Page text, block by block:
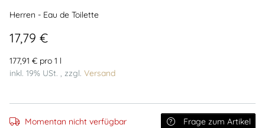
Herren - Eau de Toilette
17,79 €
177,91 € pro 1 l
inkl. 19% USt. , zzgl. Versand
Momentan nicht verfügbar Frage zum Artikel